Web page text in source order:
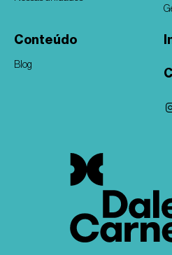
Conteúdo
Blog